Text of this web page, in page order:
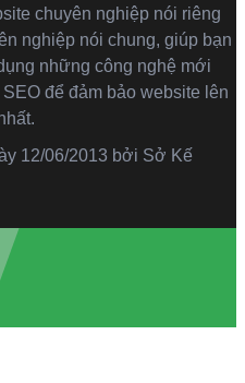
chuyên nghiệp nói riêng
nghiệp nói chung, giúp bạn
những công nghệ mới
để đảm bảo website lên
12/06/2013 bởi Sở Kế